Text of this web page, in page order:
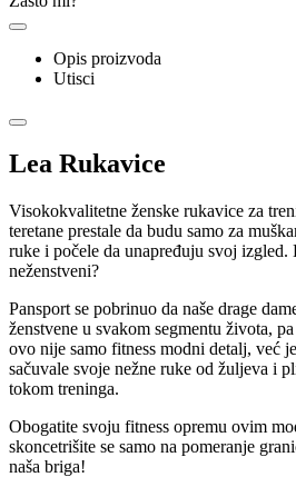
Opis proizvoda
Utisci
Lea Rukavice
Visokokvalitetne ženske rukavice za
teretane prestale da budu samo za
ruke i počele da unapređuju svoj izgled.
neženstveni?
Pansport se pobrinuo da naše drage
ženstvene u svakom segmentu života,
ovo nije samo fitness modni detalj, već
sačuvale svoje nežne ruke od žuljeva i
tokom treninga.
Obogatite svoju fitness opremu ovim
skoncetrišite se samo na pomeranje
naša briga!